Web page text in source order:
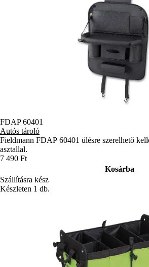
FDAP 60401
Autós tároló
Fieldmann FDAP 60401 ülésre szerelhető
asztallal.
7 490 Ft
Kosárba
Szállításra kész
Készleten 1 db.